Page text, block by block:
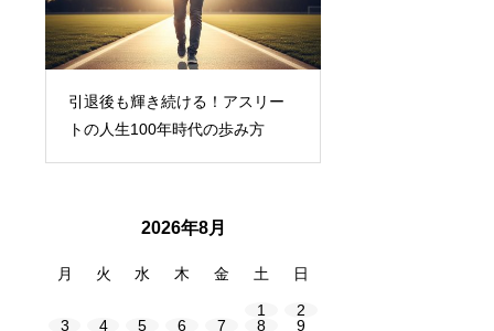
引退後も輝き続ける！アスリー
トの人生100年時代の歩み方
2026年8月
月 火 水 木 金 土 日
1
2
3
4 5 6 7 8
9